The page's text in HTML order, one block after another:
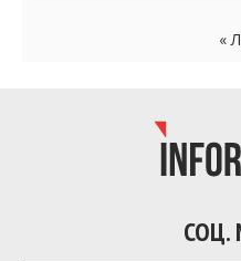
«
СОЦ.